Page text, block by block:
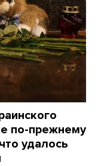
по-прежнему
удалось